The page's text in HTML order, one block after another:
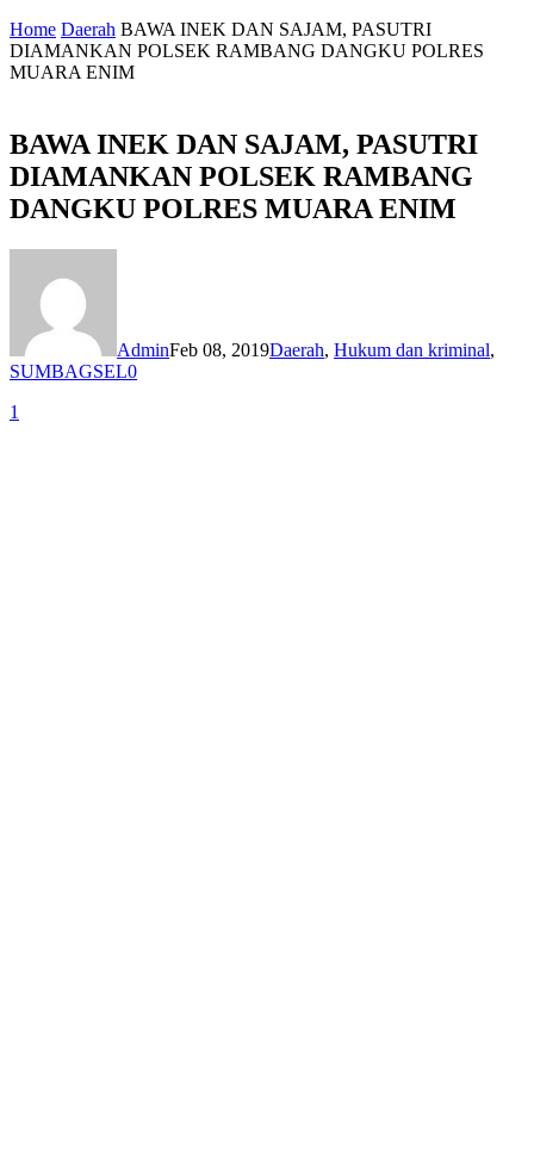
Home Daerah BAWA INEK DAN SAJAM, PASUTRI
DIAMANKAN POLSEK RAMBANG DANGKU POLRES
MUARA ENIM
BAWA INEK DAN SAJAM, PASUTRI
DIAMANKAN POLSEK RAMBANG
DANGKU POLRES MUARA ENIM
AdminFeb 08, 2019Daerah, Hukum dan kriminal,
SUMBAGSEL0
1